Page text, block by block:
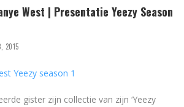
West | Presentatie Yeezy Season
2015
gister zijn collectie van zijn ‘Yeezy